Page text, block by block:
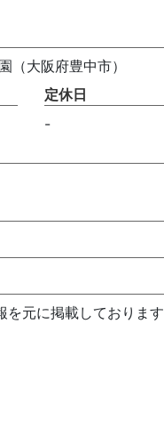
（大阪府豊中市）
定休日
-
を元に掲載しております